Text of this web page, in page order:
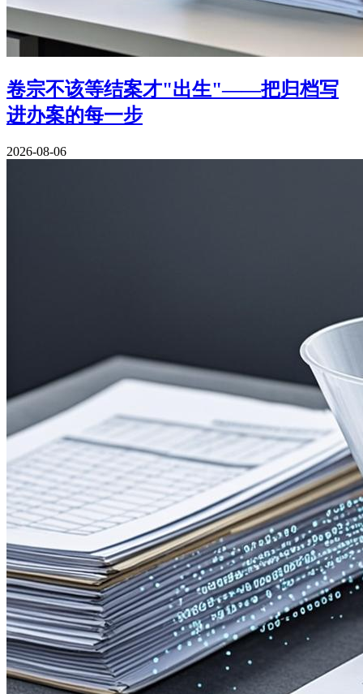
卷宗不该等结案才"出生"——把归档写
进办案的每一步
2026-08-06